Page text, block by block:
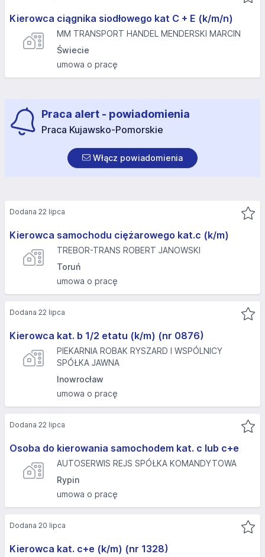
Kierowca ciągnika siodłowego kat C + E (k/m/n)
MM TRANSPORT HANDEL MENDERSKI MARCIN
Świecie
umowa o pracę
Praca alert - powiadomienia
Praca Kujawsko-Pomorskie
Włącz powiadomienia
Kierowca samochodu ciężarowego kat.c (k/m)
TREBOR-TRANS ROBERT JANOWSKI
Toruń
umowa o pracę
Dodana 22 lipca
Kierowca kat. b 1/2 etatu (k/m) (nr 0876)
PIEKARNIA ROBAK RYSZARD I WSPÓLNICY
SPÓŁKA JAWNA
Inowrocław
umowa o pracę
Dodana 22 lipca
Osoba do kierowania samochodem kat. c lub c+e
AUTOSERWIS REJS SPÓŁKA KOMANDYTOWA
Rypin
umowa o pracę
Dodana 22 lipca
Kierowca kat. c+e (k/m) (nr 1328)
Dodana 20 lipca